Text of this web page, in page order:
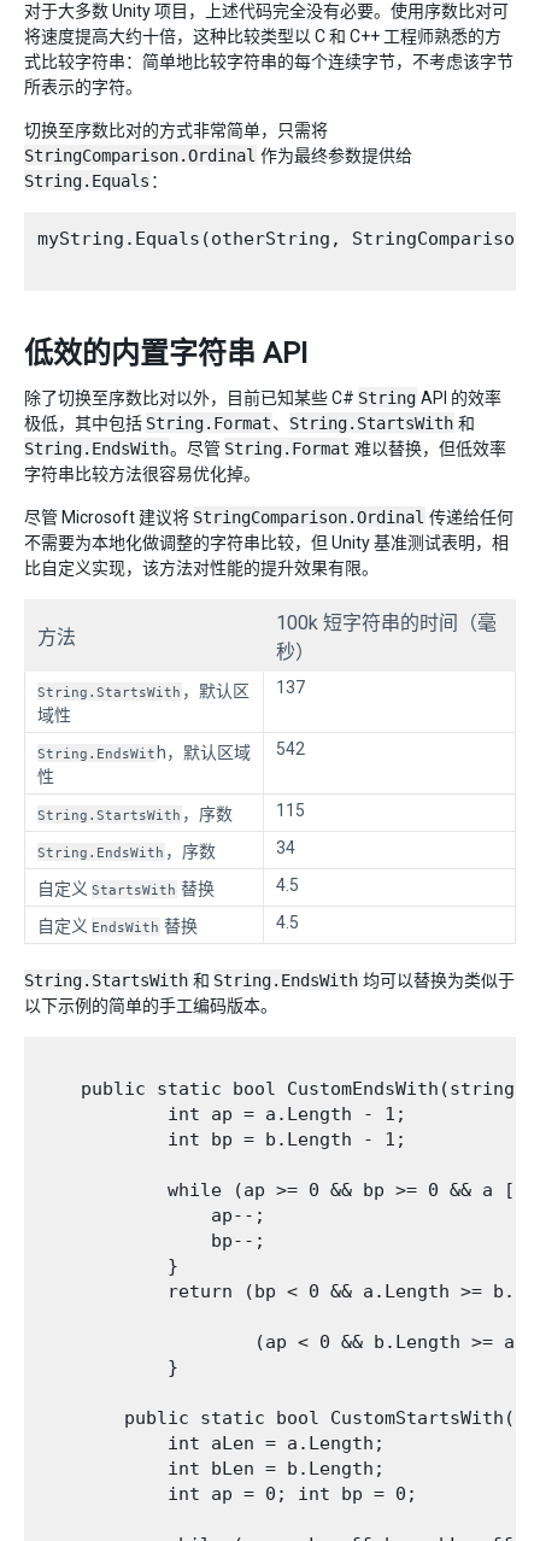
对于大多数 Unity 项目，上述代码完全没有必要。使用序数比对可
将速度提高大约十倍，这种比较类型以 C 和 C++ 工程师熟悉的方
式比较字符串：简单地比较字符串的每个连续字节，不考虑该字节
所表示的字符。
切换至序数比对的方式非常简单，只需将
StringComparison.Ordinal 作为最终参数提供给
String.Equals ：
myString.Equals(otherString,
低效的内置字符串 API
除了切换至序数比对以外，目前已知某些 C# String API 的效率
极低，其中包括 String.Format、 String.StartsWith 和
String.EndsWith。尽管 String.Format 难以替换，但低效率
字符串比较方法很容易优化掉。
尽管 Microsoft 建议将 StringComparison.Ordinal 传递给任何
不需要为本地化做调整的字符串比较，但 Unity 基准测试表明，相
比自定义实现，该方法对性能的提升效果有限。
方法
100k 短字符串的时间（毫
秒）
String.StartsWith ，默认区
域性
137
String.EndsWit h，默认区域
性
542
String.StartsWith ，序数 115
String.EndsWith ，序数 34
自定义 StartsWith 替换 4.5
自定义 EndsWith 替换 4.5
String.StartsWith 和 String.EndsWith 均可以替换为类似于
以下示例的简单的手工编码版本。
public static bool CustomEndsWith(string
            int ap = a.Length - 1;
            int bp = b.Length - 1;
while (ap >= 0 && bp >= 0 && a
                ap--;
                bp--;
            }
return (bp < 0 && a.Length >=
(ap < 0 && b.Length >=
            }
public static bool
            int aLen = a.Length;
            int bLen = b.Length;
            int ap = 0; int bp = 0;